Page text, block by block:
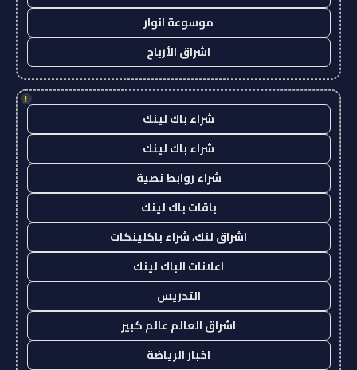
موسوعة انوار
اشراق الأرباح
!
شراء باك لينك
شراء باك لينك
شراء روابط نصية
باقات باك لينك
اشراق لنك، شراء باكلينكات
اعلانات الباك لينك
التدريس
اشراق العالم عالم كبير
اخبار الرياضة